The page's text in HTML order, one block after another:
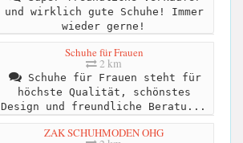
und wirklich gute Schuhe! Immer
wieder gerne!
Schuhe für Frauen
2 km
Schuhe für Frauen steht für
höchste Qualität, schönstes
Design und freundliche Beratu...
ZAK SCHUHMODEN OHG